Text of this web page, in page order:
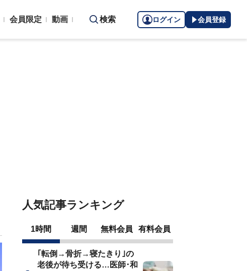
会員限定 動画 検索 ログイン 会員登録
人気記事ランキング
1時間 週間 無料会員 有料会員
｢転倒→骨折→寝たきり｣の
老後が待ち受ける…医師･和